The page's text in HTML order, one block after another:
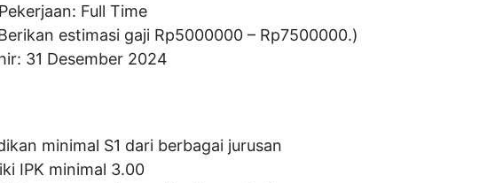
Full Time
estimasi gaji Rp5000000 – Rp7500000.)
31 Desember 2024
minimal S1 dari berbagai jurusan
IPK minimal 3.00